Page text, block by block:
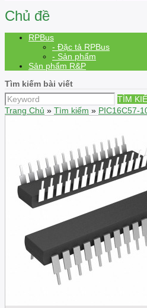
Chủ đề
RPBus
- Đặc tả RPBus
- Sản phẩm
Sản phẩm R&P
Tìm kiếm bài viết
TÌM
Trang Chủ » Tìm kiếm » PIC16C57-